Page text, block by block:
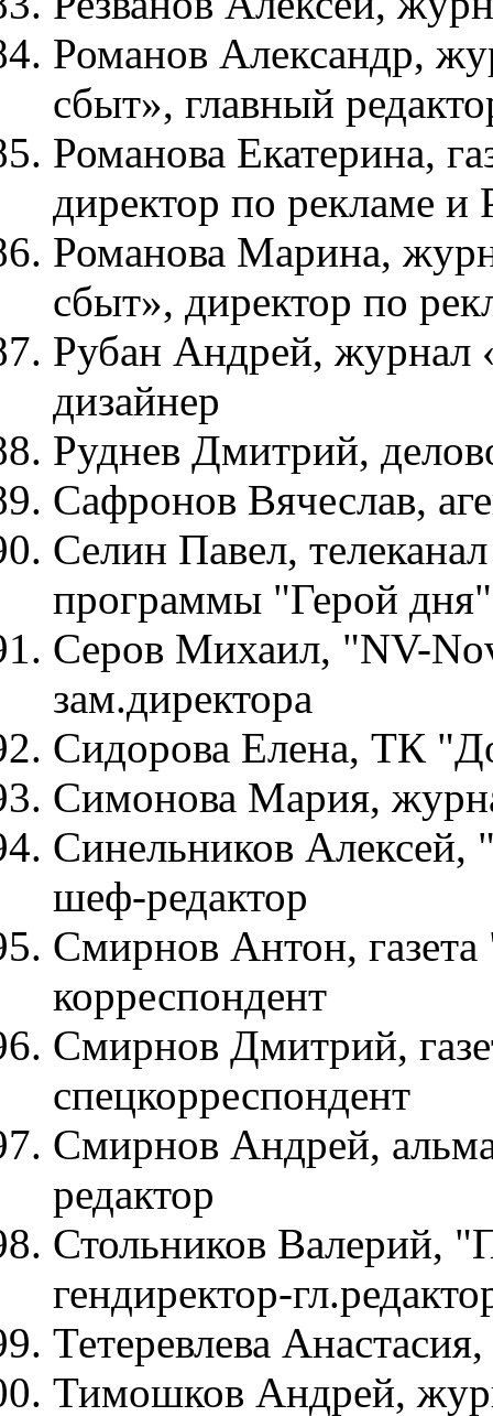
Романов Александр,
сбыт», главный
Романова Екатерина,
директор по рекламе и
Романова Марина,
сбыт», директор по
Рубан Андрей, журнал
дизайнер
Руднев Дмитрий,
Сафронов Вячеслав,
Селин Павел,
программы "Герой дня"
Серов Михаил, "NV-
зам.директора
Сидорова Елена, ТК
Симонова Мария,
Синельников
шеф-редактор
Смирнов Антон,
корреспондент
Смирнов Дмитрий,
спецкорреспондент
Смирнов Андрей,
редактор
Стольников Валерий,
гендиректор-
Тетеревлева
Тимошков Андрей,